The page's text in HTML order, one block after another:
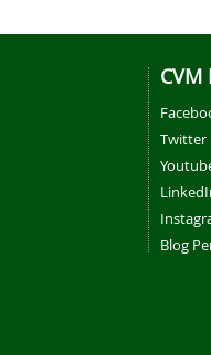
CVM
Twitter
Blog